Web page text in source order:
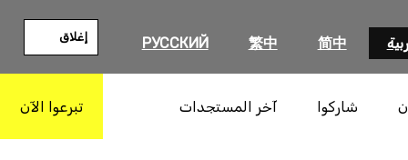
简中
繁中
РУССКИЙ إغلاق
شاركوا آخر المستجدات تبرعوا الآن